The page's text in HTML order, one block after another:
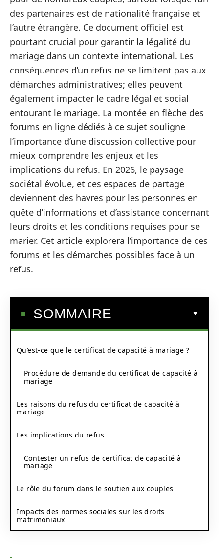
des partenaires est de nationalité française et
l’autre étrangère. Ce document officiel est
pourtant crucial pour garantir la légalité du
mariage dans un contexte international. Les
conséquences d’un refus ne se limitent pas aux
démarches administratives; elles peuvent
également impacter le cadre légal et social
entourant le mariage. La montée en flèche des
forums en ligne dédiés à ce sujet souligne
l’importance d’une discussion collective pour
mieux comprendre les enjeux et les
implications du refus. En 2026, le paysage
sociétal évolue, et ces espaces de partage
deviennent des havres pour les personnes en
quête d’informations et d’assistance concernant
leurs droits et les conditions requises pour se
marier. Cet article explorera l’importance de ces
forums et les démarches possibles face à un
refus.
SOMMAIRE
Qu’est-ce que le certificat de capacité à mariage ?
Procédure de demande du certificat de capacité à
mariage
Les raisons du refus du certificat de capacité à
mariage
Les implications du refus
Contester un refus de certificat de capacité à
mariage
Le rôle du forum dans le soutien aux couples
Impacts des normes sociales sur les droits
matrimoniaux